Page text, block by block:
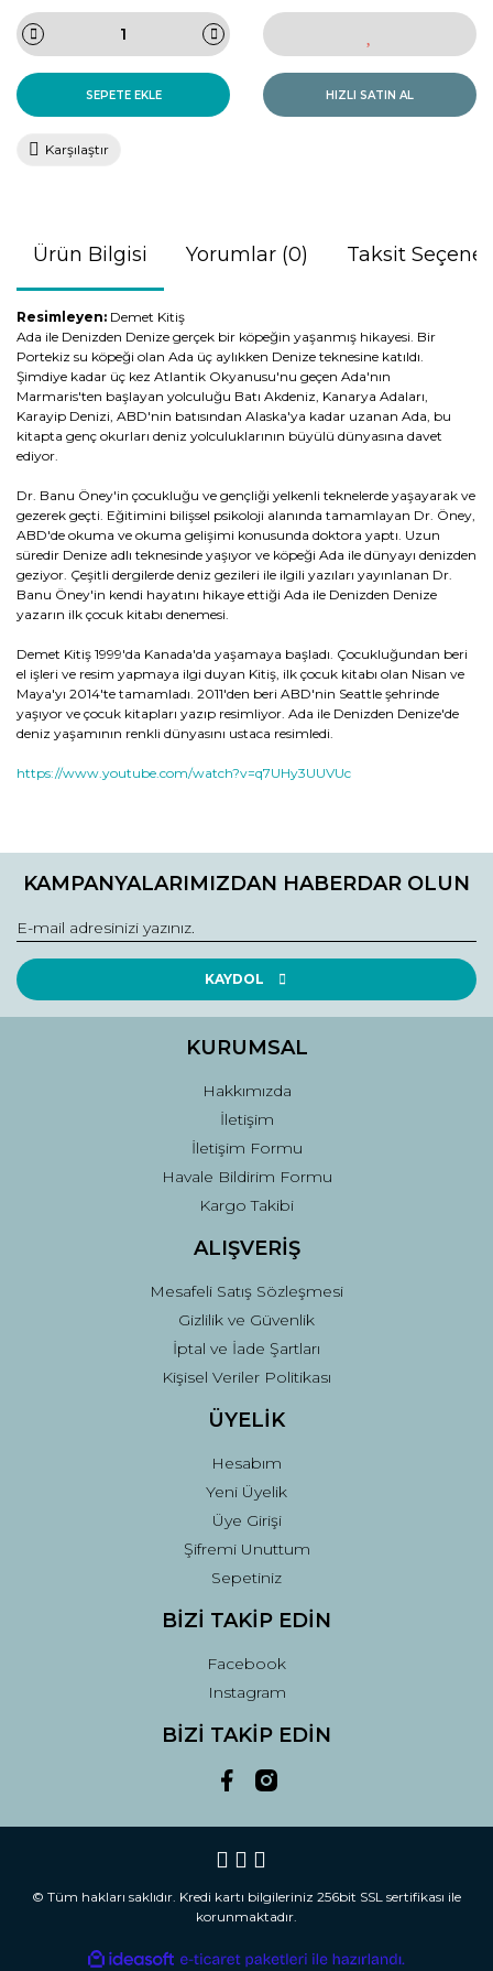
SEPETE EKLE HIZLI SATIN AL
Karşılaştır
Ürün Bilgisi Yorumlar (0) Taksit
Resimleyen: Demet Kitiş
Ada ile Denizden Denize gerçek bir köpeğin yaşanmış hikayesi. Bir
Portekiz su köpeği olan Ada üç aylıkken Denize teknesine katıldı.
Şimdiye kadar üç kez Atlantik Okyanusu'nu geçen Ada'nın
Marmaris'ten başlayan yolculuğu Batı Akdeniz, Kanarya Adaları,
Karayip Denizi, ABD'nin batısından Alaska'ya kadar uzanan Ada, bu
kitapta genç okurları deniz yolculuklarının büyülü dünyasına davet
ediyor.
Dr. Banu Öney'in çocukluğu ve gençliği yelkenli teknelerde yaşayarak ve
gezerek geçti. Eğitimini bilişsel psikoloji alanında tamamlayan Dr. Öney,
ABD'de okuma ve okuma gelişimi konusunda doktora yaptı. Uzun
süredir Denize adlı teknesinde yaşıyor ve köpeği Ada ile dünyayı denizden
geziyor. Çeşitli dergilerde deniz gezileri ile ilgili yazıları yayınlanan Dr.
Banu Öney'in kendi hayatını hikaye ettiği Ada ile Denizden Denize
yazarın ilk çocuk kitabı denemesi.
Demet Kitiş 1999'da Kanada'da yaşamaya başladı. Çocukluğundan beri
el işleri ve resim yapmaya ilgi duyan Kitiş, ilk çocuk kitabı olan Nisan ve
Maya'yı 2014'te tamamladı. 2011'den beri ABD'nin Seattle şehrinde
yaşıyor ve çocuk kitapları yazıp resimliyor. Ada ile Denizden Denize'de
deniz yaşamının renkli dünyasını ustaca resimledi.
https://www.youtube.com/watch?v=q7UHy3UUVUc
konularda yetersiz gördüğünüz noktaları öneri formunu
Görüş ve önerileriniz için teşekkür ederiz.
Ürün resmi kalitesiz, bozuk veya görüntülenemiyor.
Ürün açıklamasında eksik bilgiler bulunuyor.
Ürün fiyatı diğer sitelerden daha pahalı.
Gönder
KAMPANYALARIMIZDAN HABERDAR OLUN
KAYDOL
KURUMSAL
Hakkımızda
İletişim
İletişim Formu
Havale Bildirim Formu
Kargo Takibi
ALIŞVERİŞ
Mesafeli Satış Sözleşmesi
Gizlilik ve Güvenlik
İptal ve İade Şartları
Kişisel Veriler Politikası
ÜYELİK
Hesabım
Yeni Üyelik
Üye Girişi
Şifremi Unuttum
Sepetiniz
BİZİ TAKİP EDİN
Facebook
Instagram
BİZİ TAKİP EDİN
© Tüm hakları saklıdır. Kredi kartı bilgileriniz 256bit SSL sertifikası ile
korunmaktadır.
ideasoft e-